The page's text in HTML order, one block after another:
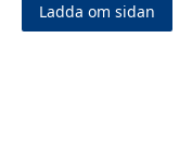
Ladda om sidan